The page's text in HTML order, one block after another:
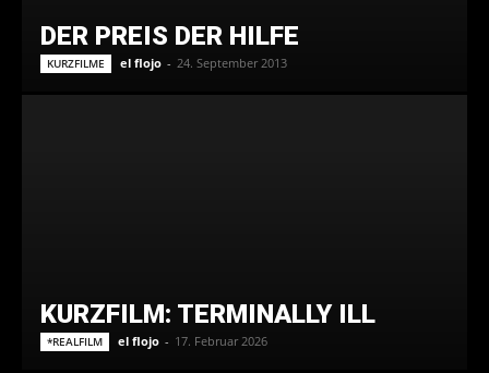
DER PREIS DER HILFE
KURZFILME el flojo - 24. September 2013
KURZFILM: TERMINALLY ILL
*REALFILM el flojo - 17. Februar 2026